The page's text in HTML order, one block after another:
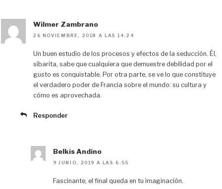
Wilmer Zambrano
26 NOVIEMBRE, 2018 A LAS 14:24
Un buen estudio de los procesos y efectos de la seducción. Él,
sibarita, sabe que cualquiera que demuestre debilidad por el
gusto es conquistable. Por otra parte, se ve lo que constituye
el verdadero poder de Francia sobre el mundo: su cultura y
cómo es aprovechada.
Responder
Belkis Andino
9 JUNIO, 2019 A LAS 6:55
Fascinante, el final queda en tu imaginación.